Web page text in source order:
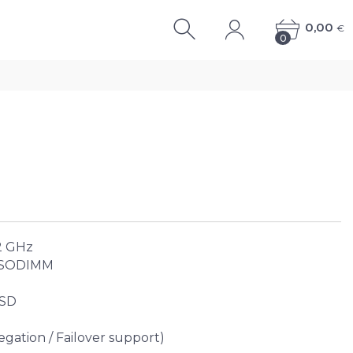
0
0
0,00 €
GHz
/ Failover support)